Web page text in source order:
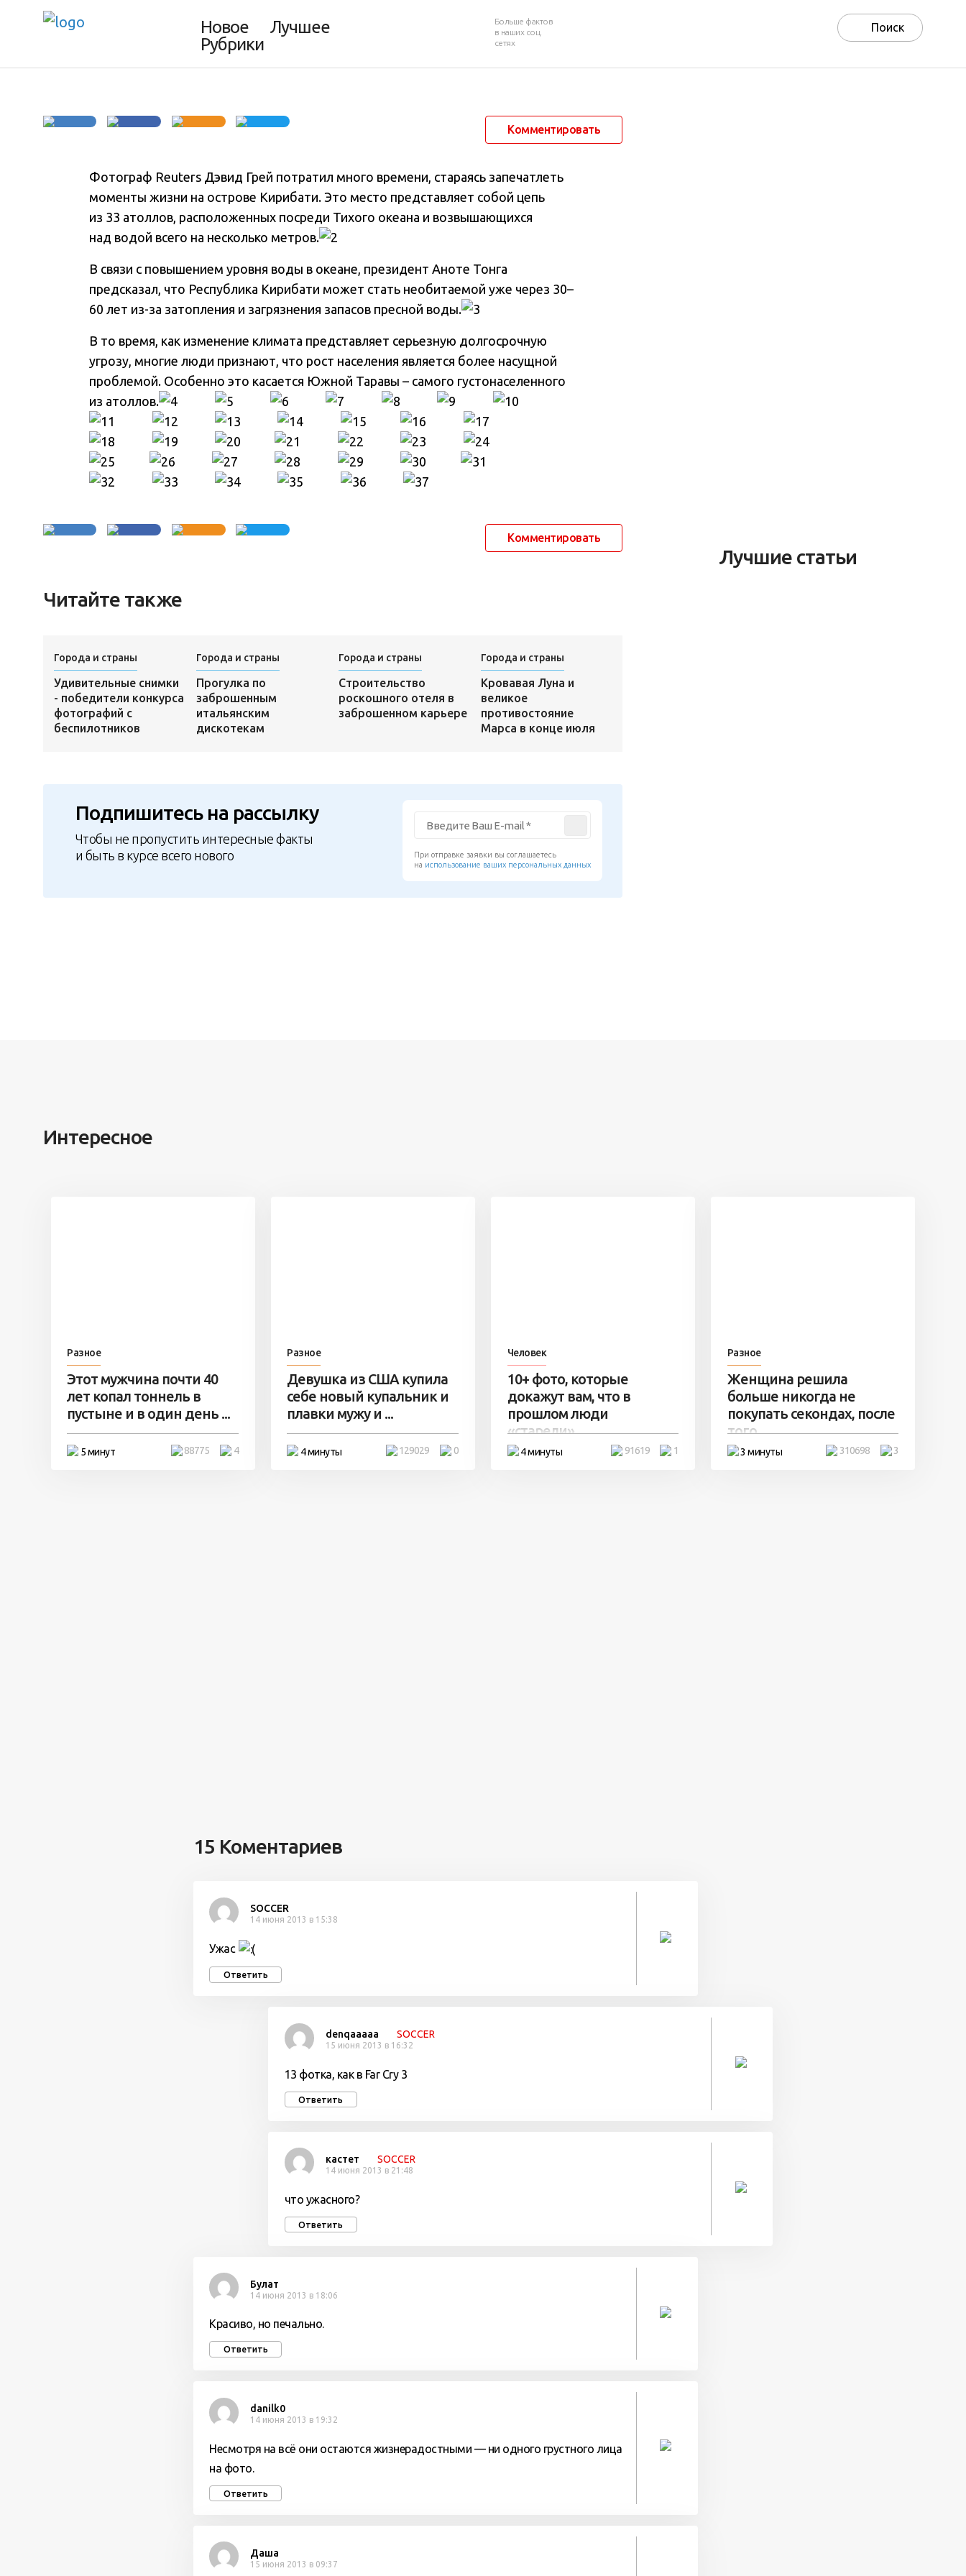
Новое
Лучшее
Рубрики
Больше фактов
в наших соц.
сетях
Тонущее государство Кирибати
Комментировать
Фотограф Reuters Дэвид Грей потратил много времени, стараясь запечатлеть
моменты жизни на острове Кирибати. Это место представляет собой цепь
из 33 атоллов, расположенных посреди Тихого океана и возвышающихся
над водой всего на несколько метров.
В связи с повышением уровня воды в океане, президент Аноте Тонга
предсказал, что Республика Кирибати может стать необитаемой уже через 30–
60 лет из-за затопления и загрязнения запасов пресной воды.
В то время, как изменение климата представляет серьезную долгосрочную
угрозу, многие люди признают, что рост населения является более насущной
проблемой. Особенно это касается Южной Таравы – самого густонаселенного
из атоллов.
Комментировать
Читайте также
Города и страны
Удивительные снимки
- победители конкурса
фотографий с
беспилотников
Города и страны
Прогулка по
заброшенным
итальянским
дискотекам
Города и страны
Строительство
роскошного отеля в
заброшенном карьере
Города и страны
Кровавая Луна и
великое
противостояние
Марса в конце июля
Подпишитесь на рассылку
Чтобы не пропустить интересные факты
и быть в курсе всего нового
При отправке заявки вы соглашаетесь
на использование ваших персональных данных
Лучшие статьи
Интересное
Разное
Этот мужчина почти 40
лет копал тоннель в
пустыне и в один день ...
5 минут 4
88775
Разное
Девушка из США купила
себе новый купальник и
плавки мужу и ...
4 минуты 0
129029
Человек
10+ фото, которые
докажут вам, что в
прошлом люди
«старели» ...
4 минуты 1
91619
Разное
Женщина решила
больше никогда не
покупать секондах, после
того ...
3 минуты 3
310698
15 Коментариев
SOCCER
14 июня 2013 в 15:38
Ужас
Ответить
denqaaaaa SOCCER
15 июня 2013 в 16:32
13 фотка, как в Far Cry 3
Ответить
кастет SOCCER
14 июня 2013 в 21:48
что ужасного?
Ответить
Булат
14 июня 2013 в 18:06
Красиво, но печально.
Ответить
danilk0
14 июня 2013 в 19:32
Несмотря на всё они остаются жизнерадостными — ни одного грустного лица
на фото.
Ответить
Даша
15 июня 2013 в 09:37